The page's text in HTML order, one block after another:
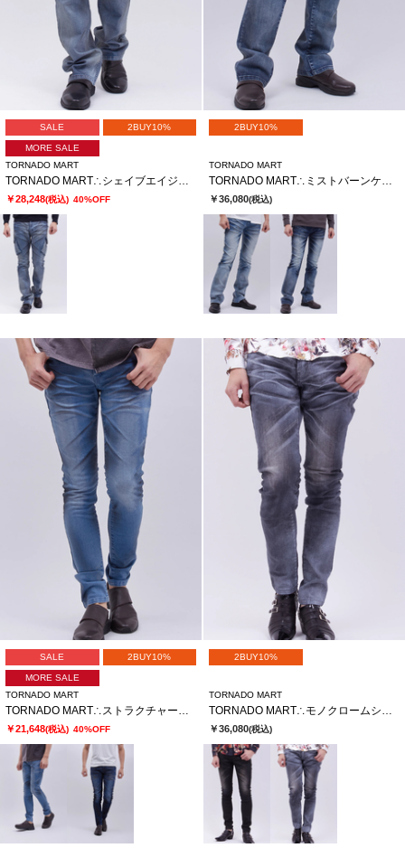
SALE 2BUY10%
MORE SALE
TORNADO MART
TORNADO MART∴シェイブエイジカーゴデニム
￥28,248(税込) 40%OFF
2BUY10%
TORNADO MART
TORNADO MART∴ミストバーンケミカルシューカットデニム
￥36,080(税込)
SALE 2BUY10%
MORE SALE
TORNADO MART
TORNADO MART∴ストラクチャーフェードスキニーデニム
￥21,648(税込) 40%OFF
2BUY10%
TORNADO MART
TORNADO MART∴モノクロームシェイドスキニーデニム
￥36,080(税込)